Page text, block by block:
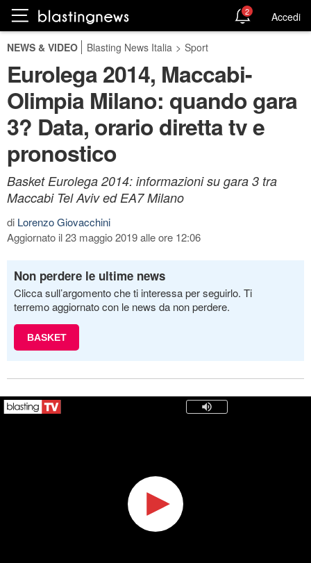
2 Accedi
NEWS & VIDEO Blasting News Italia > Sport
Eurolega 2014, Maccabi-
Olimpia Milano: quando gara
3? Data, orario diretta tv e
pronostico
Basket Eurolega 2014: informazioni su gara 3 tra
Maccabi Tel Aviv ed EA7 Milano
di Lorenzo Giovacchini
Aggiornato il 23 maggio 2019 alle ore 12:06
Non perdere le ultime news
Clicca sull’argomento che ti interessa per seguirlo. Ti
terremo aggiornato con le news da non perdere.
BASKET